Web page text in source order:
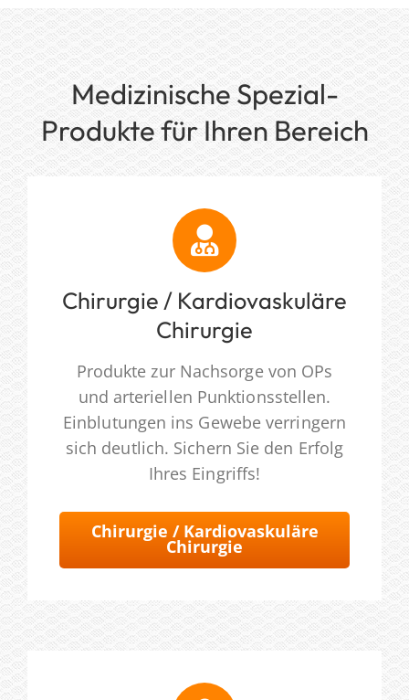
Medizinische Spezial-
Produkte für Ihren Bereich
Chirurgie / Kardiovaskuläre
Chirurgie
Produkte zur Nachsorge von OPs
und arteriellen Punktionsstellen.
Einblutungen ins Gewebe verringern
sich deutlich. Sichern Sie den Erfolg
Ihres Eingriffs!
Chirurgie / Kardiovaskuläre
Chirurgie